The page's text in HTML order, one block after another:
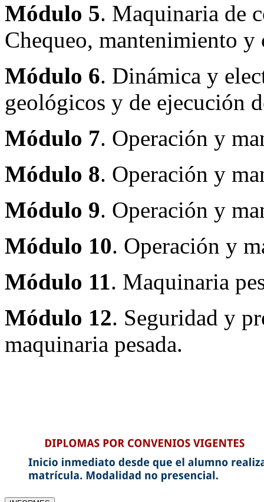
Módulo 5. Maquinaria de
Chequeo, mantenimiento y
Módulo 6. Dinámica y
geológicos y de ejecución
Módulo 7. Operación y
Módulo 8. Operación y
Módulo 9. Operación y
Módulo 10. Operación y
Módulo 11. Maquinaria
Módulo 12. Seguridad y
maquinaria pesada.